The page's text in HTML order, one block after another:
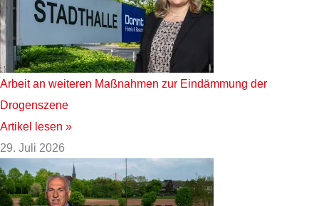
Arbeit an weiteren Maßnahmen zur Eindämmung der
Drogenszene
Artikel lesen »
29. Juli 2026